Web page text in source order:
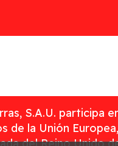
S.A.U. participa
de la Unión